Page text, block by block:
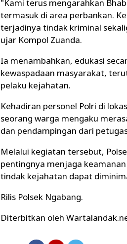
"Kami terus mengarahkan
termasuk di area perbankan.
terjadinya tindak kriminal
ujar Kompol Zuanda.
Ia menambahkan, edukasi
kewaspadaan masyarakat,
pelaku kejahatan.
Kehadiran personel Polri di
seorang warga mengaku
dan pendampingan dari
Melalui kegiatan tersebut,
pentingnya menjaga
tindak kejahatan dapat
Rilis Polsek Ngabang.
Diterbitkan oleh